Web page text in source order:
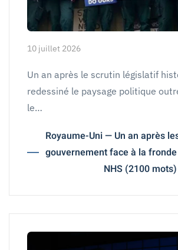
10 juillet 2026
Un an après le scrutin législatif
redessiné le paysage politique
le…
Royaume-Uni — Un an après
gouvernement face à la
NHS (2100 mots)